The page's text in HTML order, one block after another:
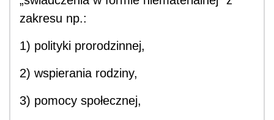
zakresu np.:
1) polityki prorodzinnej,
2) wspierania rodziny,
3) pomocy społecznej,